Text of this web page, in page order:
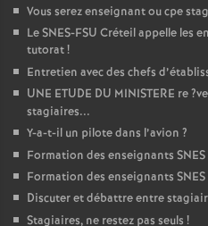
Vous serez enseignant ou cpe
LeSNES-FSU Créteil appelle les
tutorat!
Entretien avec des chefs
UNE ETUDE DU MINISTERE re?ve
stagiaires...
Y-a-t-il un pilote dans l’avion ?
Formation des enseignants SNES
Formation des enseignants SNES
Discuter et débattre entre
Stagiaires, ne restez pas seuls !